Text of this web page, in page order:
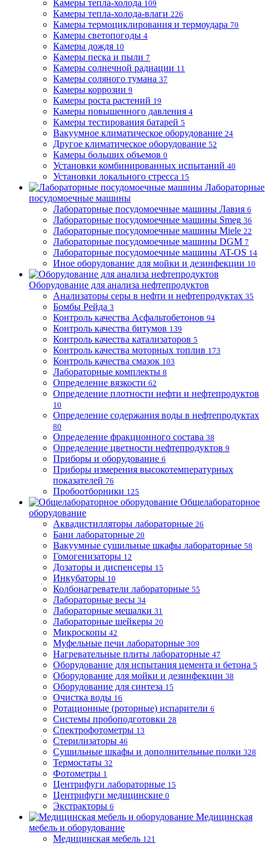
Камеры тепла-холода 109
Камеры тепла-холода-влаги 226
Камеры термоциклирования и термоудара 70
Камеры светопогоды 4
Камеры дождя 10
Камеры песка и пыли 7
Камеры солнечной радиации 11
Камеры соляного тумана 37
Камеры коррозии 9
Камеры роста растений 19
Камеры повышенного давления 4
Камеры тестирования батарей 5
Вакуумное климатическое оборудование 24
Другое климатическое оборудование 52
Камеры больших объемов 0
Установки комбинированных испытаний 40
Установки локального стресса 15
Лабораторные
посудомоечные машины
Лабораторные посудомоечные машины Лавия 6
Лабораторные посудомоечные машины Smeg 36
Лабораторные посудомоечные машины Miele 22
Лабораторные посудомоечные машины DGM 7
Лабораторные посудомоечные машины AT-OS 14
Иное оборудование для мойки и дезинфекции 10
Оборудование для анализа нефтепродуктов
Анализаторы серы в нефти и нефтепродуктах 35
Бомбы Рейда 3
Контроль качества Асфальтобетонов 94
Контроль качества битумов 139
Контроль качества катализаторов 5
Контроль качества моторных топлив 173
Контроль качества смазок 103
Лабораторные комплекты 8
Определение вязкости 62
Определение плотности нефти и нефтепродуктов
10
Определение содержания воды в нефтепродуктах
80
Определение фракционного состава 38
Определение цветности нефтепродуктов 9
Приборы и оборудование 6
Приборы измерения высокотемпературных
показателей 76
Пробоотборники 125
Общелабораторное
оборудование
Аквадистилляторы лабораторные 26
Бани лабораторные 20
Вакуумные сушильные шкафы лабораторные 58
Гомогенизаторы 12
Дозаторы и диспенсеры 15
Инкубаторы 10
Колбонагреватели лабораторные 55
Лабораторные весы 34
Лабораторные мешалки 31
Лабораторные шейкеры 20
Микроскопы 42
Муфельные печи лабораторные 309
Нагревательные плиты лабораторные 47
Оборудование для испытания цемента и бетона 5
Оборудование для мойки и дезинфекции 38
Оборудование для синтеза 15
Очистка воды 16
Ротационные (роторные) испарители 6
Системы пробоподготовки 28
Спектрофотометры 13
Стерилизаторы 46
Сушильные шкафы и дополнительные полки 328
Термостаты 32
Фотометры 1
Центрифуги лабораторные 15
Центрифуги медицинские 0
Экстракторы 6
Медицинская
мебель и оборудование
Медицинская мебель 121